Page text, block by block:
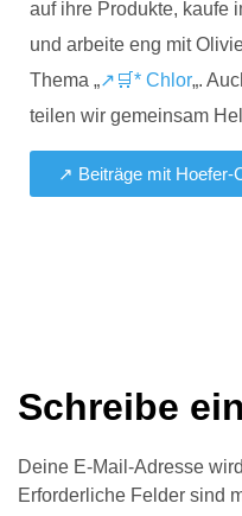
auf ihre Produkte, kaufe
und arbeite eng mit
Thema „↗🛒* Chlor„.
teilen wir gemeinsam
↗ Beiträge mit Hoefer-
Schreibe
Deine E-Mail-Adresse
Erforderliche Felder sind